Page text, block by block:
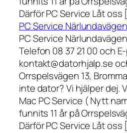
Därför PC Service Låt oss
PC Service
PC Service
Telefon 08 37 21 00 och
kontakt@datorhjalp.se
Orrspelsvägen 13,
inte dator? Vi hjälper dej.
Mac PC Service ( Nytt
funnits 11 år på
Därför PC Service Låt oss